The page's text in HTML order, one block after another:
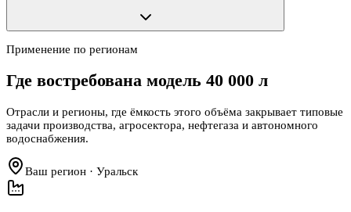
Применение по регионам
Где востребована модель 40 000 л
Отрасли и регионы, где ёмкость этого объёма закрывает типовые
задачи производства, агросектора, нефтегаза и автономного
водоснабжения.
Ваш регион · Уральск